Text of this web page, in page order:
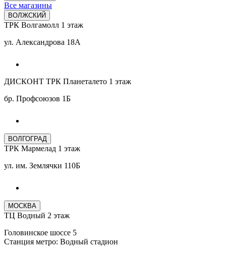
Все магазины
ВОЛЖСКИЙ
ТРК Волгамолл 1 этаж
ул. Александрова 18А
ДИСКОНТ ТРК Планеталето 1 этаж
бр. Профсоюзов 1Б
ВОЛГОГРАД
ТРК Мармелад 1 этаж
ул. им. Землячки 110Б
МОСКВА
ТЦ Водный 2 этаж
Головинское шоссе 5
Станция метро: Водный стадион